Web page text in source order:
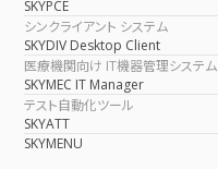
SKYPCE
シンクライアント システム
SKYDIV Desktop Client
医療機関向け IT機器管理システム
SKYMEC IT Manager
テスト自動化ツール
SKYATT
SKYMENU